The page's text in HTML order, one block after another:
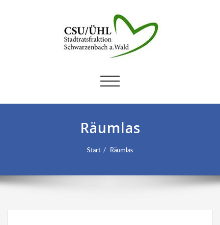
Schalte
Räumlas
Start Räumlas